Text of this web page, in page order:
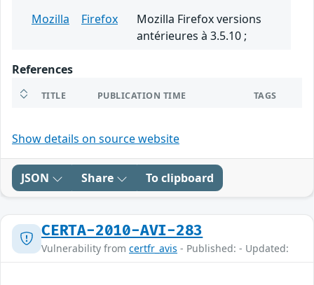
Mozilla
Firefox
Mozilla Firefox versions
antérieures à 3.5.10 ;
References
TITLE PUBLICATION TIME TAGS
Show details on source website
JSON Share To clipboard
CERTA-2010-AVI-283
Vulnerability from certfr_avis - Published: - Updated: